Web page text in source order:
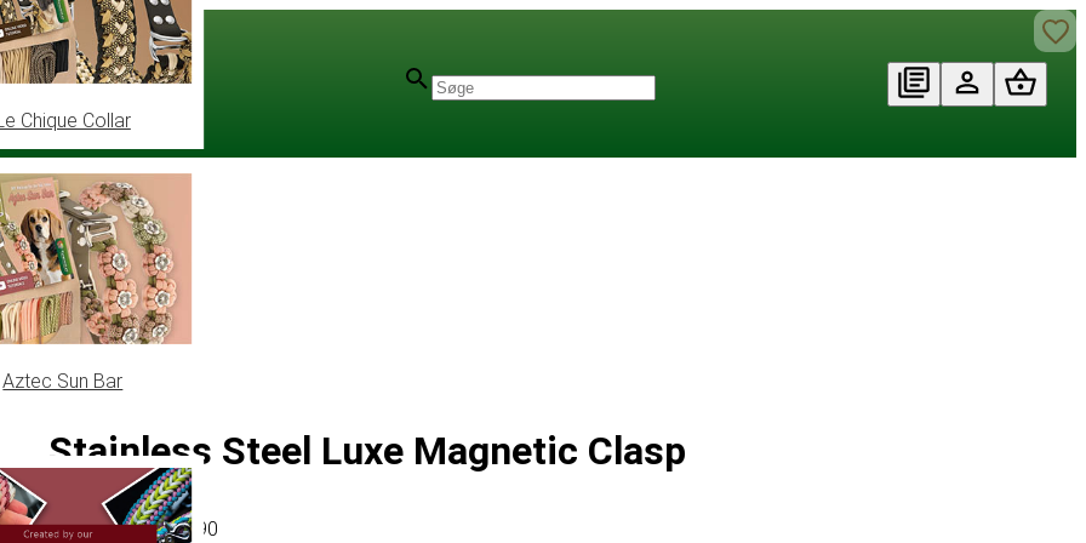
Chique Collar
Aztec Sun Bar
Stainless Steel Luxe Magnetic Clasp
Artikel# MT011990